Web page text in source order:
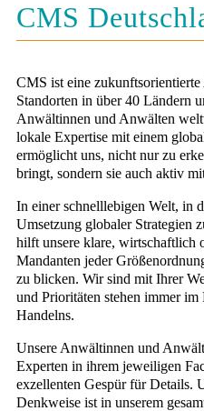
CMS
CMS ist eine
Standorten in über 40 Ländern
Anwältinnen und Anwälten
lokale Expertise mit einem
ermöglicht uns, nicht nur zu
bringt, sondern sie auch aktiv
In einer schnelllebigen Welt, in
Umsetzung globaler Strategien
hilft unsere klare, wirtschaftlich
Mandanten jeder
zu blicken. Wir sind mit Ihrer
und Prioritäten stehen immer
Handelns.
Unsere Anwältinnen und
Experten in ihrem jeweiligen
exzellenten Gespür für Details.
Denkweise ist in unserem